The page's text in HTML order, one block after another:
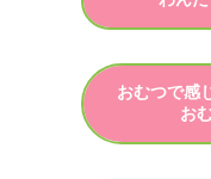
おむつで感
お